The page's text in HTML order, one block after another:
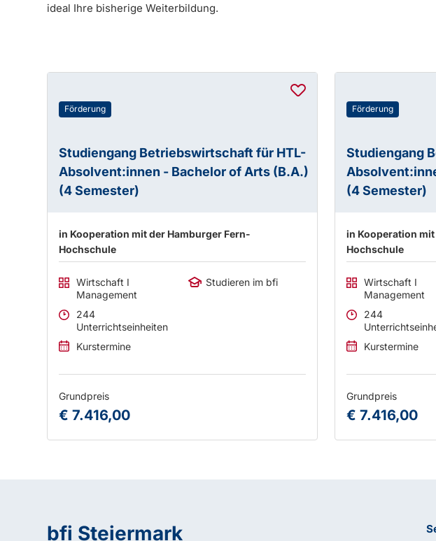
ideal Ihre bisherige Weiterbildung.
Förderung
Studiengang Betriebswirtschaft für HTL-
Absolvent:innen - Bachelor of Arts (B.A.)
(4 Semester)
in Kooperation mit der Hamburger Fern-
Hochschule
Wirtschaft I
Management
244
Unterrichtseinheiten
Kurstermine
Studieren im bfi
Grundpreis
€ 7.416,00
Förderung
Studiengang
(4 Semester)
in Kooperation
Hochschule
Wirtschaft I
Management
244
Kurstermine
Grundpreis
€ 7.416,00
bfi Steiermark